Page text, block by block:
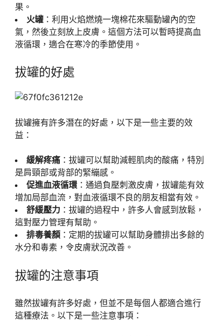
果。
火罐：利用火焰燃燒一塊棉花來驅動罐內的空
氣，然後立刻放上皮膚。這個方法可以暫時提高血
液循環，適合在寒冷的季節使用。
拔罐的好處
拔罐擁有許多潛在的好處，以下是一些主要的效
益：
緩解疼痛 ：拔罐可以幫助減輕肌肉的酸痛，特別
是肩頸部或背部的緊繃感。
促進血液循環 ：通過負壓刺激皮膚，拔罐能有效
增加局部血流，對血液循環不良的朋友相當有效。
舒緩壓力 ：拔罐的過程中，許多人會感到放鬆，
這對壓力管理有幫助。
排毒養顏 ：定期的拔罐可以幫助身體排出多餘的
水分和毒素，令皮膚狀況改善。
拔罐的注意事項
雖然拔罐有許多好處，但並不是每個人都適合進行
這種療法。以下是一些注意事項：